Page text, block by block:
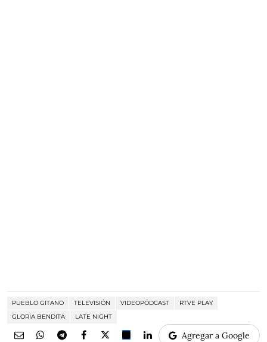
PUEBLO GITANO TELEVISIÓN VIDEOPÓDCAST
RTVE PLAY
GLORIA BENDITA
LATE NIGHT
Agregar a Google